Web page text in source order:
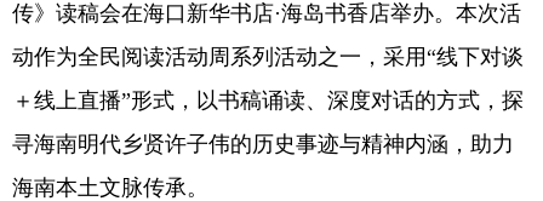
传》读稿会在海口新华书店·海岛书香店举办。本次活
动作为全民阅读活动周系列活动之一，采用“线下对谈
＋线上直播”形式，以书稿诵读、深度对话的方式，探
寻海南明代乡贤许子伟的历史事迹与精神内涵，助力
海南本土文脉传承。